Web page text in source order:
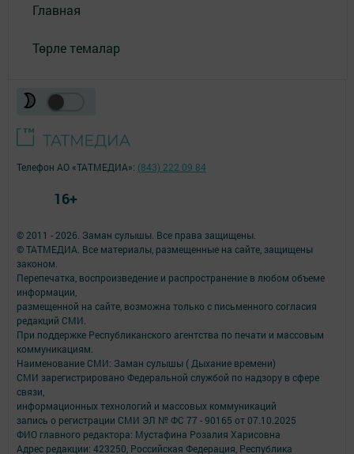
Главная
Төрле темалар
© 2011 - 2026. Заман сулышы. Все права защищены.
© ТАТМЕДИА. Все материалы, размещенные на сайте, защищены
законом.
Перепечатка, воспроизведение и распространение в любом объеме
информации,
размещенной на сайте, возможна только с письменного согласия
редакций СМИ.
При поддержке Республиканского агентства по печати и массовым
коммуникациям.
Наименование СМИ: Заман сулышы ( Дыхание времени)
СМИ зарегистрировано Федеральной службой по надзору в сфере
связи,
информационных технологий и массовых коммуникаций
запись о регистрации СМИ ЭЛ № ФС 77 - 90165 от 07.10.2025
ФИО главного редактора: Мустафина Розалия Харисовна
Адрес редакции: 423250, Российская Федерация, Республика
Телефон АО «ТАТМЕДИА»: (843) 222 09 84
16+